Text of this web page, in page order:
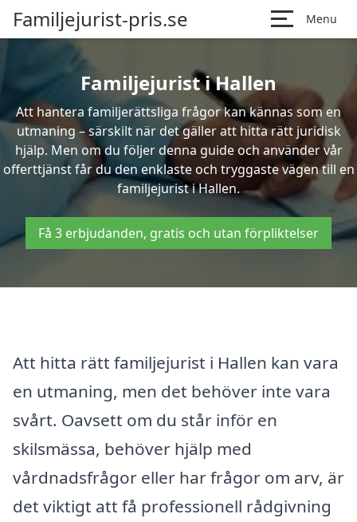
Familjejurist-pris.se Menu
Familjejurist i Hallen
Att hantera familjerättsliga frågor kan kännas som en
utmaning – särskilt när det gäller att hitta rätt juridisk
hjälp. Men om du följer denna guide och använder vår
offerttjänst får du den enklaste och tryggaste vägen till en
familjejurist i Hallen.
Få 3 erbjudanden, gratis och utan förpliktelser
Att hitta rätt familjejurist i Hallen kan vara
en utmaning, men det behöver inte vara
svårt. Oavsett om du står inför en
skilsmässa, behöver hjälp med
vårdnadsfrågor eller har frågor om arv, är
det viktigt att få professionell rådgivning